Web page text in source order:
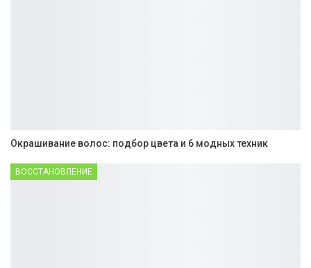
Окрашивание волос: подбор цвета и 6 модных техник
ВОССТАНОВЛЕНИЕ